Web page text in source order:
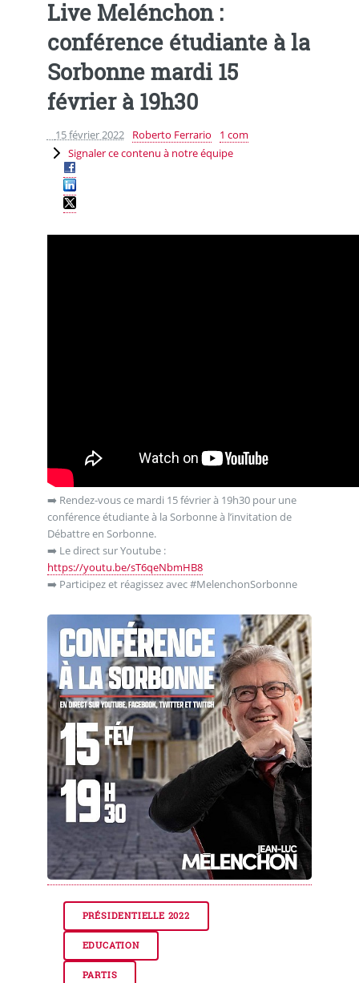
Live Melénchon :
conférence étudiante à la
Sorbonne mardi 15
février à 19h30
15 février 2022 Roberto Ferrario
1 com
Signaler ce contenu à notre équipe
➡️ Rendez-vous ce mardi 15 février à 19h30 pour une
conférence étudiante à la Sorbonne à l’invitation de
Débattre en Sorbonne.
➡️ Le direct sur Youtube :
https://youtu.be/sT6qeNbmHB8
➡️ Participez et réagissez avec #MelenchonSorbonne
PRÉSIDENTIELLE 2022
EDUCATION
PARTIS